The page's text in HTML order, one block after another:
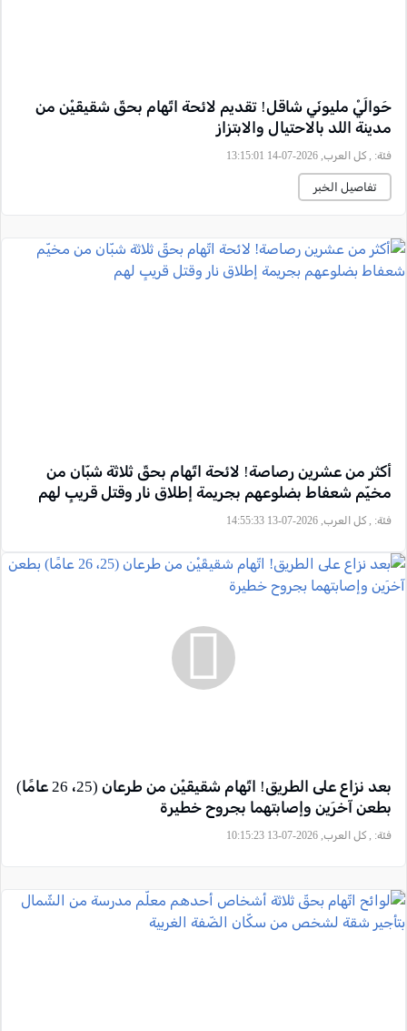
حَوالَيْ مليونَي شاقل! تقديم لائحة اتّهام بحقّ شقيقَيْن من
مدينة اللد بالاحتيال والابتزاز
فئة: , كل العرب, 2026-07-14 13:15:01
تفاصيل الخبر
أكثر من عشرين رصاصة! لائحة اتّهام بحقّ ثلاثة شبّان من
مخيّم شعفاط بضلوعهم بجريمة إطلاق نار وقتل قريبٍ لهم
فئة: , كل العرب, 2026-07-13 14:55:33
بعد نزاع على الطريق! اتّهام شقيقَيْن من طرعان (25، 26 عامًا)
بطعن آخرَين وإصابتهما بجروح خطيرة
فئة: , كل العرب, 2026-07-13 10:15:23